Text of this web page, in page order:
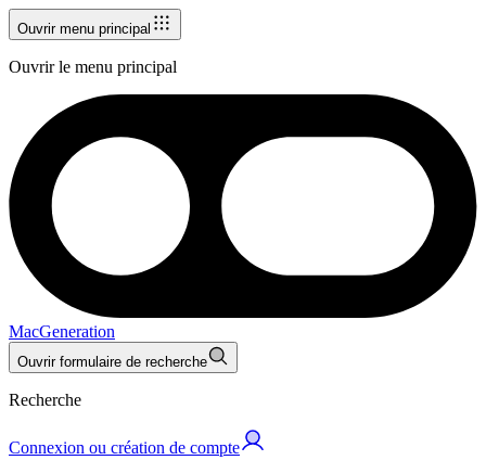
Ouvrir menu principal
Ouvrir le menu principal
MacGeneration
Ouvrir formulaire de recherche
Recherche
Connexion ou création de compte